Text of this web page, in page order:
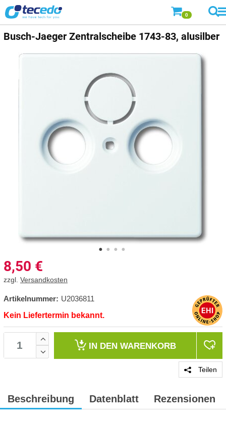
0
Busch-Jaeger Zentralscheibe 1743-83, alusilber
8,50 €
zzgl. Versandkosten
Artikelnummer: U2036811
Kein Liefertermin bekannt.
IN DEN WARENKORB
Teilen
Beschreibung Datenblatt Rezensionen